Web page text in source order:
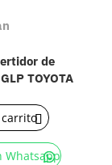
de
TOYOTA
Whatsapp